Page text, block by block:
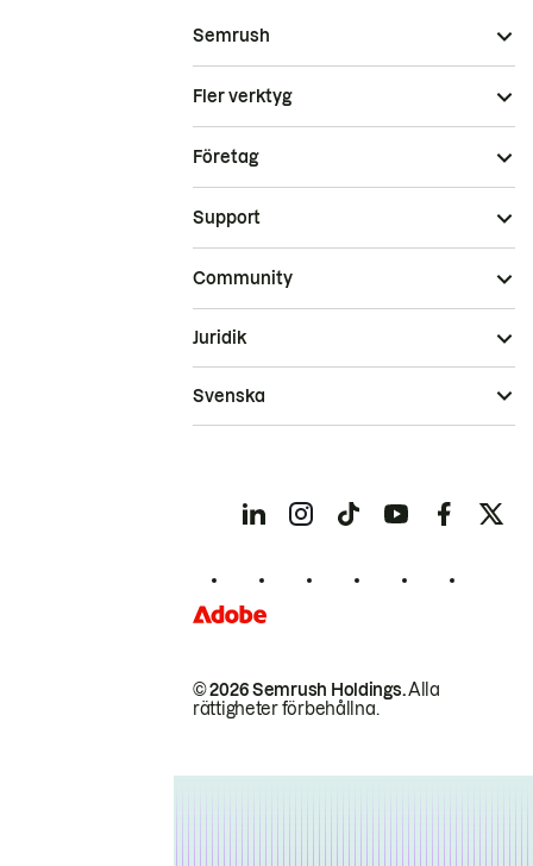
Semrush
Fler verktyg
Företag
Support
Community
© 2026 Semrush Holdings.Alla
rättigheter förbehållna.
Juridik
Svenska